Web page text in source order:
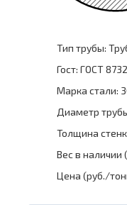
Тип трубы:
Гост: ГОСТ
Марка стали:
Диаметр
Толщина
Вес в наличии
Цена (руб./